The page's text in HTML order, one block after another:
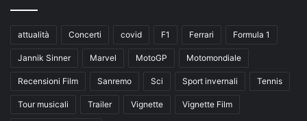
attualità Concerti covid F1 Ferrari Formula 1
Jannik Sinner Marvel MotoGP Motomondiale
Recensioni Film Sanremo Sci Sport invernali Tennis
Tour musicali Trailer Vignette Vignette Film